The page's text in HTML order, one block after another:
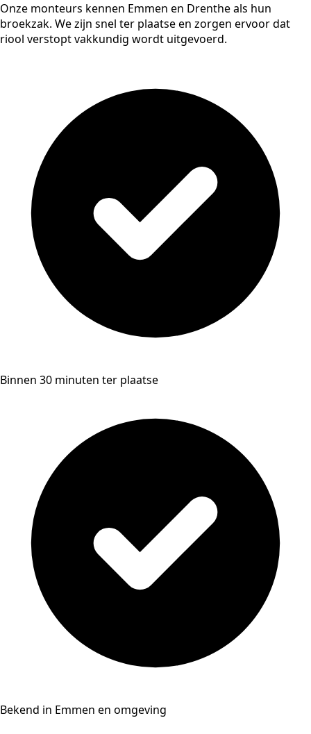
Onze monteurs kennen Emmen en Drenthe als hun
broekzak. We zijn snel ter plaatse en zorgen ervoor dat
riool verstopt vakkundig wordt uitgevoerd.
Binnen 30 minuten ter plaatse
Bekend in Emmen en omgeving